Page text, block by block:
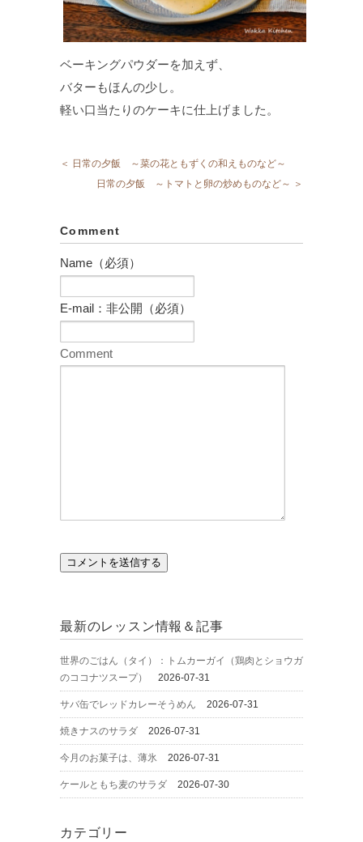
ベーキングパウダーを加えず、
バターもほんの少し。
軽い口当たりのケーキに仕上げました。
＜ 日常の夕飯 ～菜の花ともずくの和えものなど～
日常の夕飯 ～トマトと卵の炒めものなど～ ＞
Comment
Name（必須）
E-mail：非公開（必須）
Comment
最新のレッスン情報＆記事
世界のごはん（タイ）：トムカーガイ（鶏肉とショウガ
のココナツスープ）
2026-07-31
サバ缶でレッドカレーそうめん 2026-07-31
焼きナスのサラダ 2026-07-31
今月のお菓子は、薄氷 2026-07-31
ケールともち麦のサラダ 2026-07-30
カテゴリー